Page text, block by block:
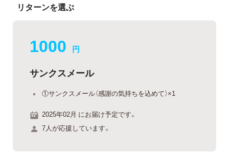
リターンを選ぶ
1000 円
サンクスメール
①サンクスメール（感謝の気持ちを込めて）×1
2025年02月 にお届け予定です。
7人が応援しています。